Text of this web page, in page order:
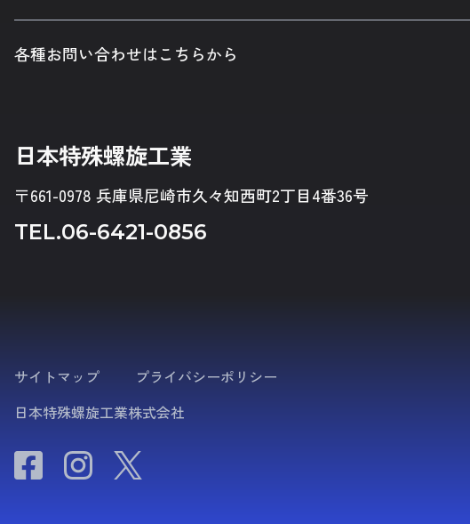
各種お問い合わせはこちらから
日本特殊螺旋工業
〒661-0978 兵庫県尼崎市久々知西町2丁目4番36号
TEL.06-6421-0856
サイトマップ
プライバシーポリシー
日本特殊螺旋工業株式会社